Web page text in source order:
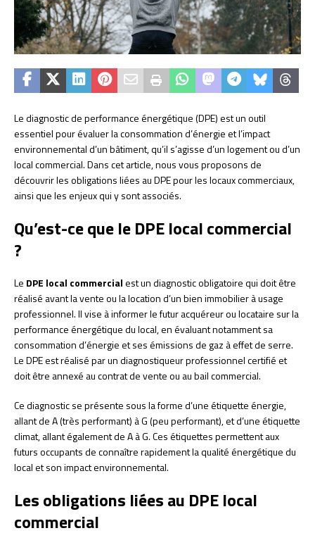
Le diagnostic de performance énergétique (DPE) est un outil
essentiel pour évaluer la consommation d’énergie et l’impact
environnemental d’un bâtiment, qu’il s’agisse d’un logement ou d’un
local commercial. Dans cet article, nous vous proposons de
découvrir les obligations liées au DPE pour les locaux commerciaux,
ainsi que les enjeux qui y sont associés.
Qu’est-ce que le DPE local commercial
?
Le DPE local commercialest un diagnostic obligatoire qui doit être
réalisé avant la vente ou la location d’un bien immobilier à usage
professionnel. Il vise à informer le futur acquéreur ou locataire sur la
performance énergétique du local, en évaluant notamment sa
consommation d’énergie et ses émissions de gaz à effet de serre.
Le DPE est réalisé par un diagnostiqueur professionnel certifié et
doit être annexé au contrat de vente ou au bail commercial.
Ce diagnostic se présente sous la forme d’une étiquette énergie,
allant de A (très performant) à G (peu performant), et d’une étiquette
climat, allant également de A à G. Ces étiquettes permettent aux
futurs occupants de connaître rapidement la qualité énergétique du
local et son impact environnemental.
Les obligations liées au DPE local
commercial